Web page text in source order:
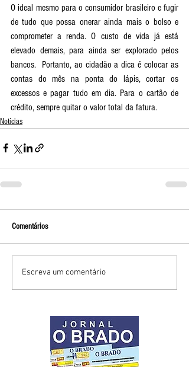
O ideal mesmo para o consumidor brasileiro e fugir
de tudo que possa onerar ainda mais o bolso e
comprometer a renda. O custo de vida já está
elevado demais, para ainda ser explorado pelos
bancos.  Portanto, ao cidadão a dica é colocar as
contas do mês na ponta do lápis, cortar os
excessos e pagar tudo em dia. Para o cartão de
crédito, sempre quitar o valor total da fatura.
Notícias
Comentários
Escreva um comentário